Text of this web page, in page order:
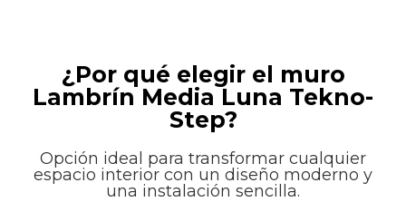
¿Por qué elegir el muro
Lambrín Media Luna Tekno-
Step?
Opción ideal para transformar cualquier
espacio interior con un diseño moderno y
una instalación sencilla.